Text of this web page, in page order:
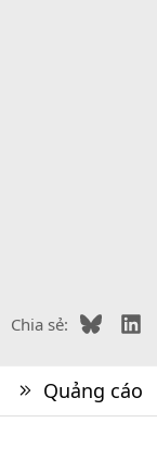
Chia sẻ: Bluesky
Quảng cáo